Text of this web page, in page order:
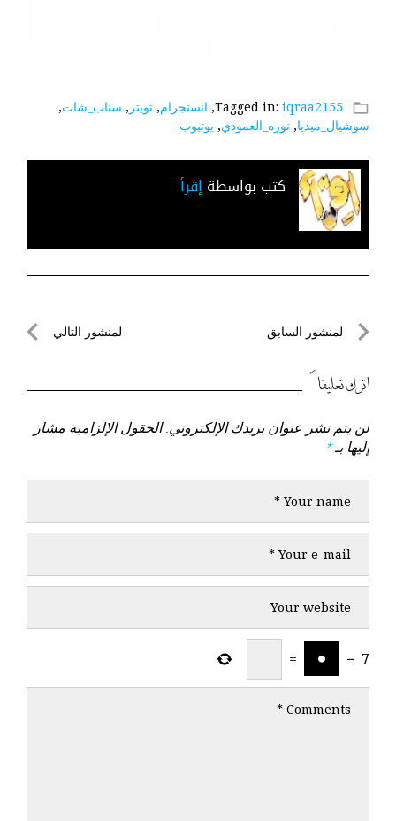
folder_open
Tagged in: iqraa2155
, انستجرام, تويتر , سناب_شات,
سوشيال_ميديا, نوره_العمودي, يوتيوب
كتب بواسطة إقرأ
تصفّحلمنشور السابق
السابق
لمنشور التالي
اترك تعليقاً
لن يتم نشر عنوان بريدك الإلكتروني. الحقول الإلزامية مشار
إليها بـ*
7
−
=